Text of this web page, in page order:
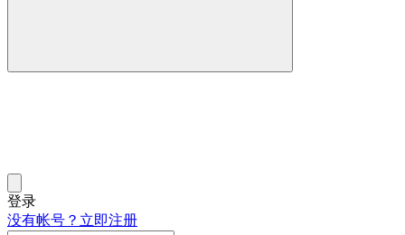
登录
没有帐号？立即注册